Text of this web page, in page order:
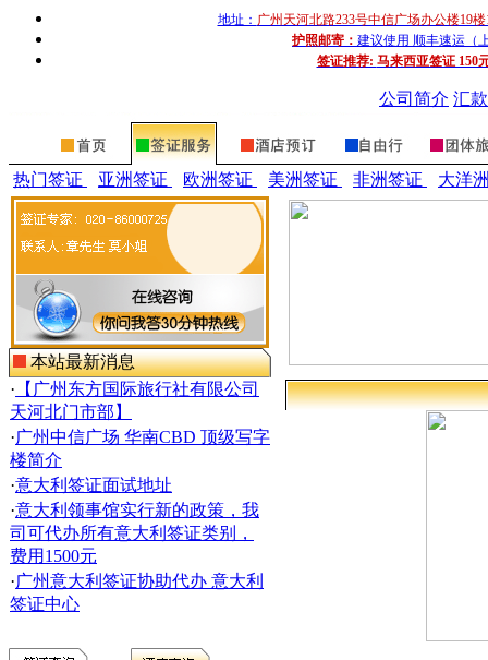
地址： 广州天河北路233号中信广场办公楼19
护照邮寄： 建议使用 顺丰速运（
签证推荐: 马来西亚签证 150
公司简介 汇
热门签证 亚洲签证 欧洲签证 美洲签证 非洲签证 大洋
本站最新消息
· 【广州东方国际旅行社有限公司
天河北门市部】
·广州中信广场 华南CBD 顶级写字
楼简介
·意大利签证面试地址
·意大利领事馆实行新的政策，我
司可代办所有意大利签证类别，
费用1500元
·广州意大利签证协助代办 意大利
签证中心